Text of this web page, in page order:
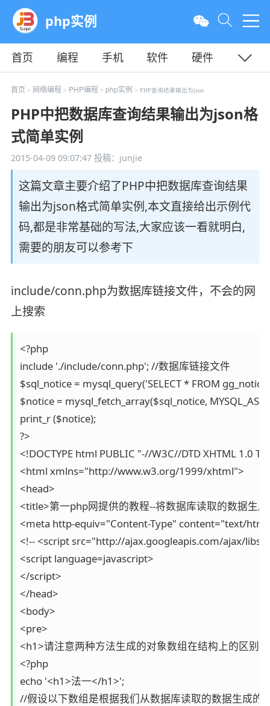
php实例
首页 编程 手机 软件
硬件
教程
平面 服务器
首页 > 网络编程 > PHP编程 > php实例 > PHP查询结果输出为json
PHP中把数据库查询结果输出为json格
式简单实例
2015-04-09 09:07:47投稿：junjie
这篇文章主要介绍了PHP中把数据库查询结果
输出为json格式简单实例,本文直接给出示例代
码,都是非常基础的写法,大家应该一看就明白,
需要的朋友可以参考下
include/conn.php为数据库链接文件，不会的网
上搜索
<?php
include './include/conn.php'; //数据库链接文件
$sql_notice = mysql_query('SELECT * FROM
$notice = mysql_fetch_array($sql_notice,
print_r ($notice);
?>
<!DOCTYPE html PUBLIC "-//W3C//DTD XHTML
<html xmlns="http://www.w3.org/1999/xhtml">
<head>
<title>第一php网提供的教程--将数据库读取的数据生
<meta http-equiv="Content-Type" content="text/
<!-- <script src="http://ajax.googleapis.com/ajax/
<script language=javascript>
</script>
</head>
<body>
<pre>
<h1>请注意两种方法生成的对象数组在结构上的区别
<?php
echo '<h1>法一</h1>';
//假设以下数组是根据我们从数据库读取的数据生成的